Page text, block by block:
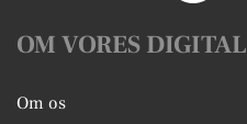
OM VORES DIGITAL
Om os